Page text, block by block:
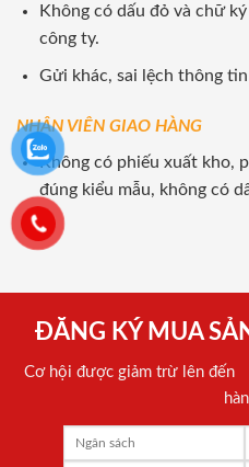
Không có dấu đỏ và chữ
công ty.
Gửi khác, sai lệch thông
NHÂN VIÊN GIAO HÀNG
Không có phiếu xuất kho,
đúng kiểu mẫu, không có
ĐĂNG KÝ MUA
Cơ hội được giảm trừ lên đến